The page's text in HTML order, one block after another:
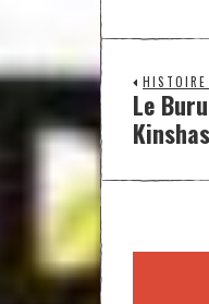
HISTOIRE
Le